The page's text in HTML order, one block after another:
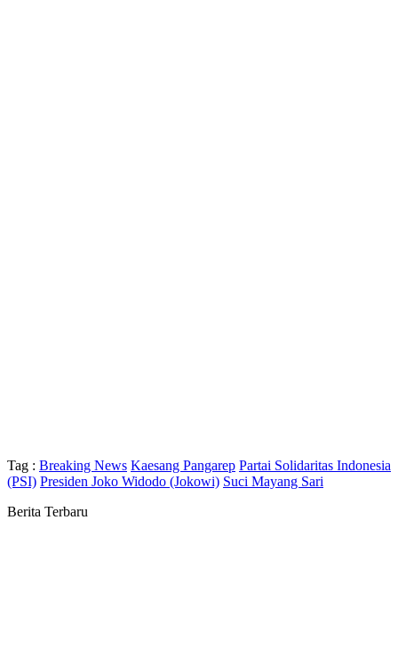
Tag : Breaking News Kaesang Pangarep Partai Solidaritas Indonesia
(PSI) Presiden Joko Widodo (Jokowi) Suci Mayang Sari
Berita Terbaru